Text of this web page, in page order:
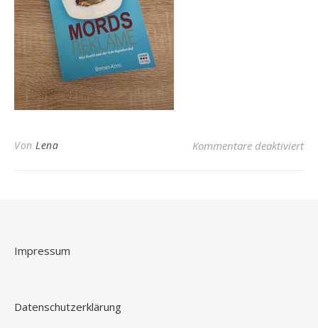
Von Lena Kommentare deaktiviert
Impressum
Datenschutzerklärung